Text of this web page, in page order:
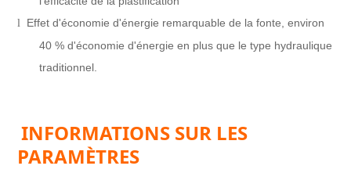
l
Effet d'économie d'énergie remarquable de la fonte, environ
40 % d'économie d'énergie en plus que le type hydraulique
traditionnel.
INFORMATIONS SUR LES
PARAMÈTRES